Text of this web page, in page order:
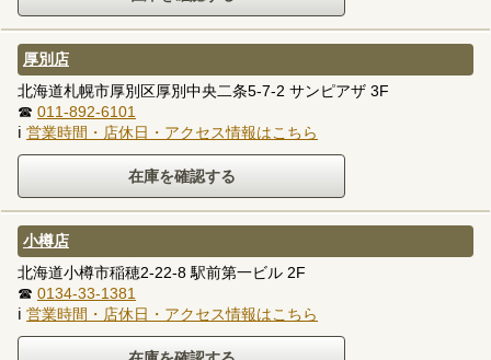
厚別店
北海道札幌市厚別区厚別中央二条5-7-2 サンピアザ 3F
☎ 011-892-6101
ℹ 営業時間・店休日・アクセス情報はこちら
小樽店
北海道小樽市稲穂2-22-8 駅前第一ビル 2F
☎ 0134-33-1381
ℹ 営業時間・店休日・アクセス情報はこちら